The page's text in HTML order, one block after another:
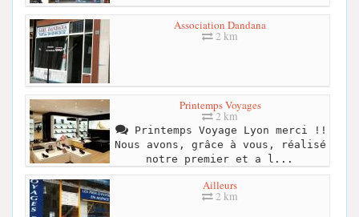
Association Dandana
2 km
Printemps Voyages
2 km
Printemps Voyage Lyon merci !!
Nous avons, grâce à vous, réalisé
notre premier et a l...
Ailleurs
2 km